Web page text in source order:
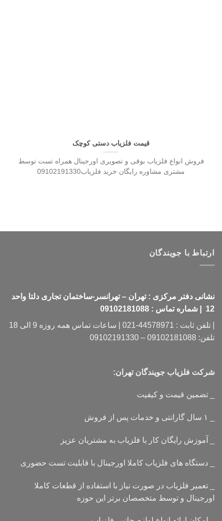
قیمت فلزیاب دستی کوچک
فروش انواع فلزیاب بوقی و تصویری اورجینال همراه تست توسط
مشتری مشاوره رایگان خرید فلزیاب09102191330
ارتباط با جویندگان
نشانی دفتر مرکزی : تهران – تهرانسر-ساختمان تجاری دلتا واحد
12 | شماره تماس : 09102181088
| تلفن ثابت : 44578971-021 | ساعات تماس همه روزه 9 الی 18
تلفن: 09102181088 – 09102191330
شرکت فلزیاب جویندگان تهران:
_ تضمین قیمت و کیفیت
_ آموزش رایگان کار با فلزیاب به مشتریان عزیز
_ دستگاه های فلزیاب کاملا اورجینال با قابلیت تست حضوری
_ تعمیر فلزیاب در صورت نیاز با استفاده از قطعات کاملا
اورجینال و توسط متخصصان برتر این حوزه